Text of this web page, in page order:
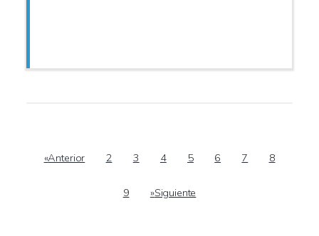
«Anterior 2 3 4 5 6 7 8
9 »Siguiente